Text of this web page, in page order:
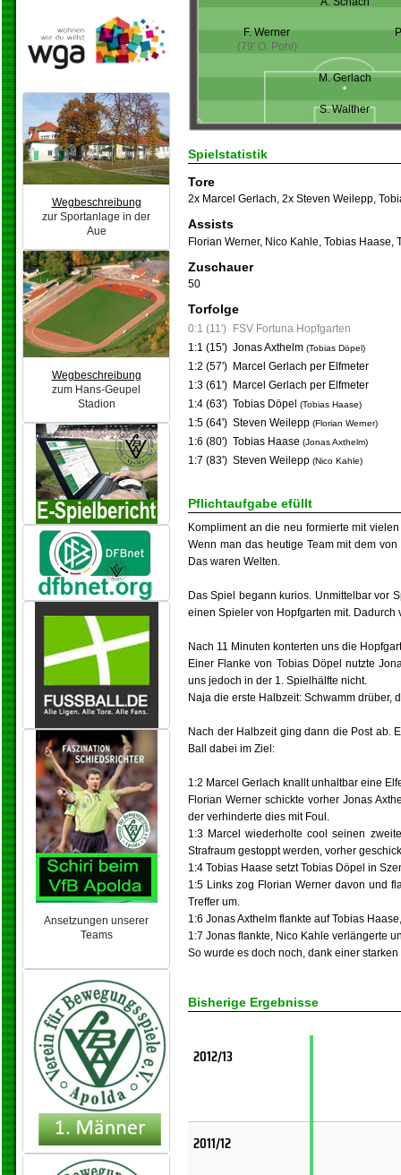
Wegbeschreibung
zur Sportanlage in der
Aue
Wegbeschreibung
zum Hans-Geupel
Stadion
Ansetzungen unserer
Teams
F. Werner
(79' O. Pohl)
M. Gerlach
S. Walther
Spielstatistik
Tore
2x Marcel Gerlach, 2x Steven Weilepp,
Assists
Florian Werner, Nico Kahle Tobias Haase
Zuschauer
50
Torfolge
0:1 (11') FSV Fortuna Hopfgarten
1:1 (15') Jonas Axthelm (Tobias Döpel)
1:2 (57') Marcel Gerlach per Elfmeter
1:3 (61') Marcel Gerlach per Elfmeter
1:4 (63') Tobias Döpel (Tobias Haase)
1:5 (64') Steven Weilepp (Florian Werner)
1:6 (80') Tobias Haase (Jonas Axthelm)
1:7 (83') Steven Weilepp (Nico Kahle)
Pflichtaufgabe efüllt
Kompliment an die neu formierte mit
Wenn man das heutige Team mit dem
Das waren Welten.
Das Spiel begann kurios. Unmittelbar vor
einen Spieler von Hopfgarten mit.
Nach 11 Minuten konterten uns die
Einer Flanke von Tobias Döpel nutzte
uns jedoch in der 1. Spielhälfte nicht.
Naja die erste Halbzeit: Schwamm drüber,
Nach der Halbzeit ging dann die Post ab.
Ball dabei im Ziel:
1:2 Marcel Gerlach knallt unhaltbar eine
Florian Werner schickte vorher Jonas
der verhinderte dies mit Foul.
1:3 Marcel wiederholte cool seinen
Strafraum gestoppt werden, vorher
1:4 Tobias Haase setzt Tobias Döpel in
1:5 Links zog Florian Werner davon und
Treffer um.
1:6 Jonas Axthelm flankte auf Tobias
1:7 Jonas flankte, Nico Kahle verlängerte
So wurde es doch noch, dank einer
Bisherige Ergebnisse
2012/13
2011/12